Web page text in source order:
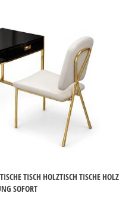
TISCH HOLZTISCH TISCHE HOLZ
SOFORT